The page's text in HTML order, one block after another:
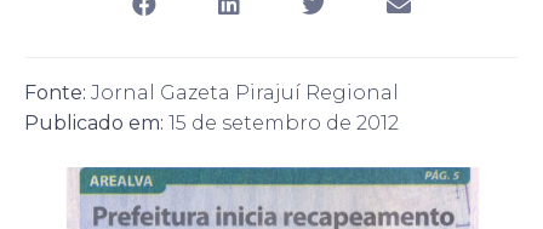
Fonte: Jornal Gazeta Pirajuí Regional
Publicado em: 15 de setembro de 2012